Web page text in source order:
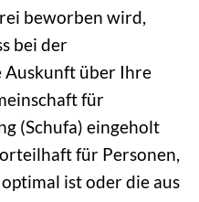
beworben wird,
bei der
Auskunft über Ihre
für
(Schufa) eingeholt
für Personen,
ist oder die aus